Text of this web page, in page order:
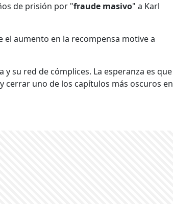
de prisión por "fraude masivo" a Karl
aumento en la recompensa motive a
su red de cómplices. La esperanza es que
cerrar uno de los capítulos más oscuros en